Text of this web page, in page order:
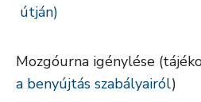
útján)
Mozgóurna igénylése
a benyújtás szabályairól)